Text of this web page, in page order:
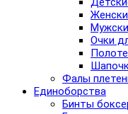
Очки
Фалы
Единоборства
Бинты